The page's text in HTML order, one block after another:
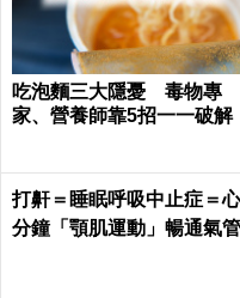
吃泡麵三大隱憂 毒物專
家、營養師靠5招一一破解
打鼾＝睡眠呼吸中止症＝
分鐘「顎肌運動」暢通氣